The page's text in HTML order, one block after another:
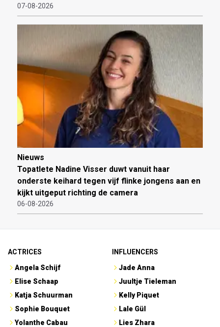
07-08-2026
Nieuws
Topatlete Nadine Visser duwt vanuit haar
onderste keihard tegen vijf flinke jongens aan en
kijkt uitgeput richting de camera
06-08-2026
ACTRICES
Angela Schijf
Elise Schaap
Katja Schuurman
Sophie Bouquet
Yolanthe Cabau
INFLUENCERS
Jade Anna
Juultje Tieleman
Kelly Piquet
Lale Gül
Lies Zhara